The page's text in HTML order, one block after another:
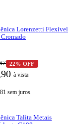
Além disso, tem
na decoração.
Lorenzetti Flexível
22% OFF
à vista
sem juros
Ver produto
Talita Metais